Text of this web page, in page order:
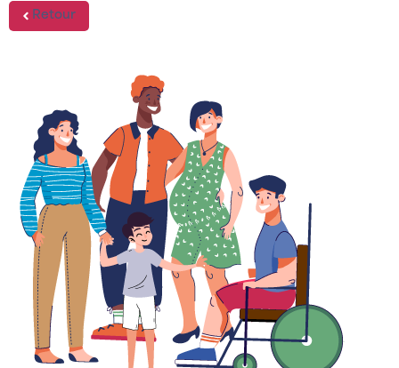
Retour